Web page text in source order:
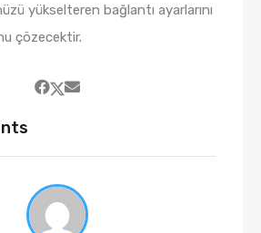
yükselteren bağlantı ayarlarını
çözecektir.